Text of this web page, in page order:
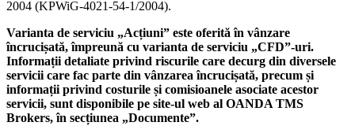
2004 (KPWiG-4021-54-1/2004).
Varianta de serviciu „Acțiuni” este oferită în vânzare
încrucișată, împreună cu varianta de serviciu „CFD”-uri.
Informații detaliate privind riscurile care decurg din diversele
servicii care fac parte din vânzarea încrucișată, precum și
informații privind costurile și comisioanele asociate acestor
servicii, sunt disponibile pe site-ul web al OANDA TMS
Brokers, în secțiunea „Documente”.